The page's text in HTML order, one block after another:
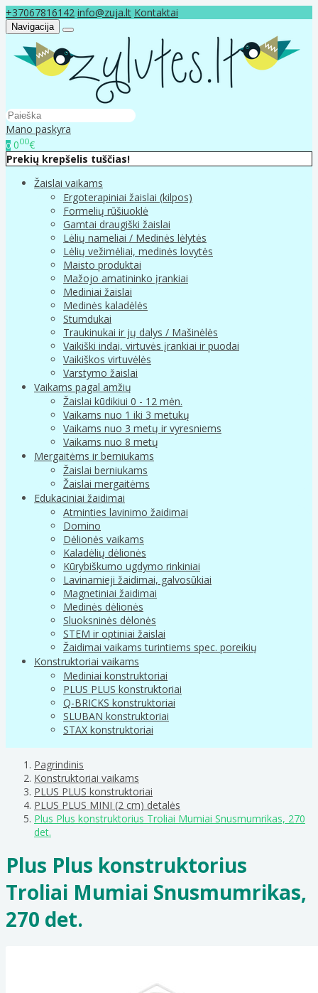
+37067816142 info@zuja.lt Kontaktai
Navigacija
Mano paskyra
0 000€
Prekių krepšelis tuščias!
Žaislai vaikams
Ergoterapiniai žaislai (kilpos)
Formelių rūšiuoklė
Gamtai draugiški žaislai
Lėlių nameliai / Medinės lėlytės
Lėlių vežimėliai, medinės lovytės
Maisto produktai
Mažojo amatininko įrankiai
Mediniai žaislai
Medinės kaladėlės
Stumdukai
Traukinukai ir jų dalys / Mašinėlės
Vaikiški indai, virtuvės įrankiai ir puodai
Vaikiškos virtuvėlės
Varstymo žaislai
Vaikams pagal amžių
Žaislai kūdikiui 0 - 12 mėn.
Vaikams nuo 1 iki 3 metukų
Vaikams nuo 3 metų ir vyresniems
Vaikams nuo 8 metų
Mergaitėms ir berniukams
Žaislai berniukams
Žaislai mergaitėms
Edukaciniai žaidimai
Atminties lavinimo žaidimai
Domino
Dėlionės vaikams
Kaladėlių dėlionės
Kūrybiškumo ugdymo rinkiniai
Lavinamieji žaidimai, galvosūkiai
Magnetiniai žaidimai
Medinės dėlionės
Sluoksninės dėlonės
STEM ir optiniai žaislai
Žaidimai vaikams turintiems spec. poreikių
Konstruktoriai vaikams
Mediniai konstruktoriai
PLUS PLUS konstruktoriai
Q-BRICKS konstruktoriai
SLUBAN konstruktoriai
STAX konstruktoriai
Pagrindinis
Konstruktoriai vaikams
PLUS PLUS konstruktoriai
PLUS PLUS MINI (2 cm) detalės
Plus Plus konstruktorius Troliai Mumiai Snusmumrikas, 270
det.
Plus Plus konstruktorius
Troliai Mumiai Snusmumrikas,
270 det.